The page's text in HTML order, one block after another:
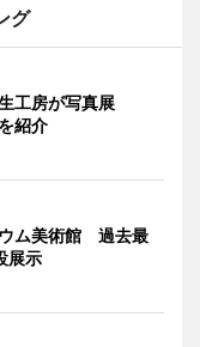
グ
工房が写真展
紹介
ム美術館 過去最
展示